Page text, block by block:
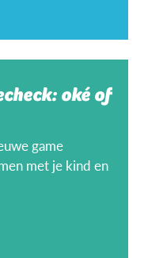
oké of
game
met je kind en